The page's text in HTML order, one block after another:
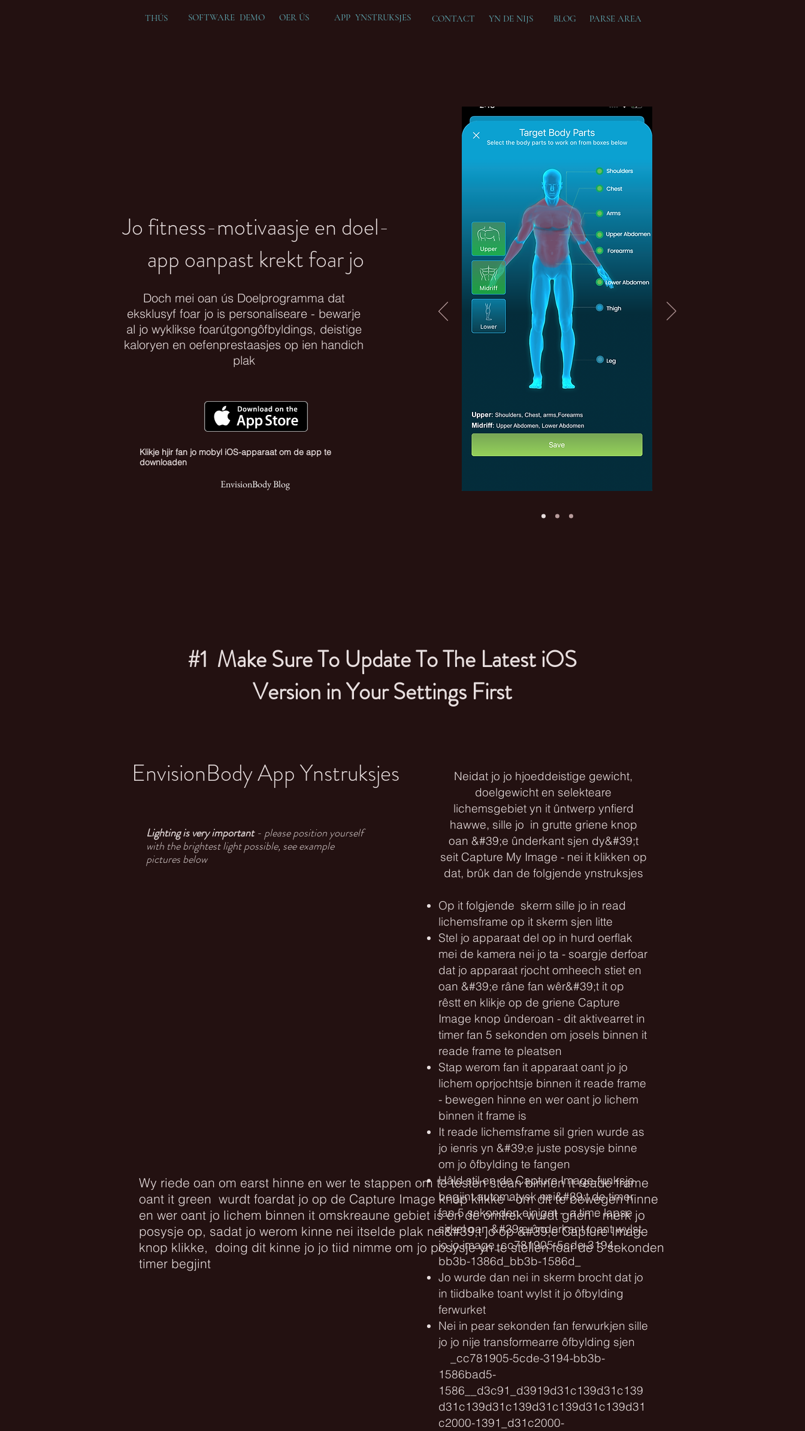
THÚS SOFTWARE DEMO OER ÚS APP YNSTRUKSJES CONTACT YN DE NIJS BLOG PARSE AREA
Jo fitness-motivaasje en doel-
app oanpast krekt foar jo
Doch mei oan ús Doelprogramma dat
eksklusyf foar jo is personaliseare - bewarje
al jo wyklikse foarútgongôfbyldings, deistige
kaloryen en oefenprestaasjes op ien handich
plak
Klikje hjir fan jo mobyl iOS-apparaat om de app te
downloaden
EnvisionBody Blog
#1 Make Sure To Update To The Latest iOS
Version in Your Settings First
EnvisionBody App Ynstruksjes
Neidat jo jo hjoeddeistige gewicht,
doelgewicht en selekteare
lichemsgebiet yn it ûntwerp ynfierd
hawwe, sille jo in grutte griene knop
oan &#39;e ûnderkant sjen dy&#39;t
seit Capture My Image - nei it klikken op
dat, brûk dan de folgjende ynstruksjes
Op it folgjende skerm sille jo in read
lichemsframe op it skerm sjen litte
Stel jo apparaat del op in hurd oerflak
mei de kamera nei jo ta - soargje derfoar
dat jo apparaat rjocht omheech stiet en
oan &#39;e râne fan wêr&#39;t it op
rêstt en klikje op de griene Capture
Image knop ûnderoan - dit aktivearret in
timer fan 5 sekonden om josels binnen it
reade frame te pleatsen
Stap werom fan it apparaat oant jo jo
lichem oprjochtsje binnen it reade frame
- bewegen hinne en wer oant jo lichem
binnen it frame is
It reade lichemsframe sil grien wurde as
jo ienris yn &#39;e juste posysje binne
om jo ôfbylding te fangen
Hâld stil en de Capture Image-funksje
begjint automatysk nei&#39;t de timer
fan 5 sekonden einiget - a time lapse
sirkel oan &#39;e ûnderkant toant wylst
jo jo image_cc781905-5cde-3194-
bb3b-1386d_bb3b-1586d_
Jo wurde dan nei in skerm brocht dat jo
in tiidbalke toant wylst it jo ôfbylding
ferwurket
Nei in pear sekonden fan ferwurkjen sille
jo jo nije transformearre ôfbylding sjen
_cc781905-5cde-3194-bb3b-
1586bad5-
1586__d3c91_d3919d31c139d31c139
d31c139d31c139d31c139d31c139d31
c2000-1391_d31c2000-
Wy riede oan om earst hinne en wer te stappen om te testen stean binnen it reade frame
oant it green wurdt foardat jo op de Capture Image knop klikke - om dit te bewegen hinne
en wer oant jo lichem binnen it omskreaune gebiet is en de omtrek wurdt grien - merk jo
posysje op, sadat jo werom kinne nei itselde plak nei&#39;t jo op &#39;e Capture Image
knop klikke, doing dit kinne jo jo tiid nimme om jo posysje yn te stellen foar de 5 sekonden
timer begjint
Lighting is very important- please position yourself
with the brightest light possible, see example
pictures below